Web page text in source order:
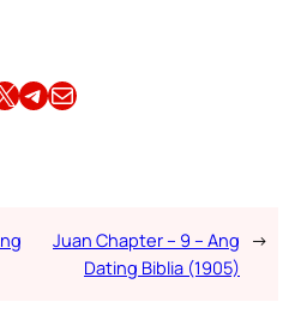
on X Share this article on TelegramEmail this Article
Juan Chapter – 9 – Ang
Dating Biblia (1905)
→